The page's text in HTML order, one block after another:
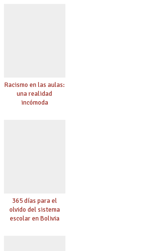
Racismo en las aulas:
una realidad
incómoda
365 días para el
olvido del sistema
escolar en Bolivia